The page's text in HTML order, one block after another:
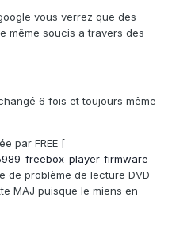
vous verrez que des
même soucis a travers des
6 fois et toujours même
par FREE [
freebox-player-firmware-
de problème de lecture DVD
MAJ puisque le miens en